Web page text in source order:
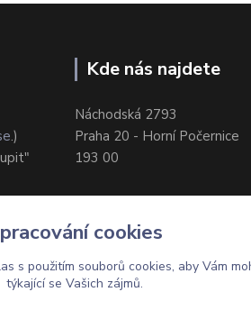
.)
Kde nás najdete
Náchodská 2793
Praha 20 - Horní Počernice
193 00
cookies
s použitím souborů cookies, aby Vám
týkající se Vašich zájmů.